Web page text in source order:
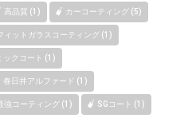
高品質 (1) カーコーティング (5)
ィットガラスコーティング (1)
ックコート (1)
春日井アルファード (1)
強コーティング (1) SGコート (1)